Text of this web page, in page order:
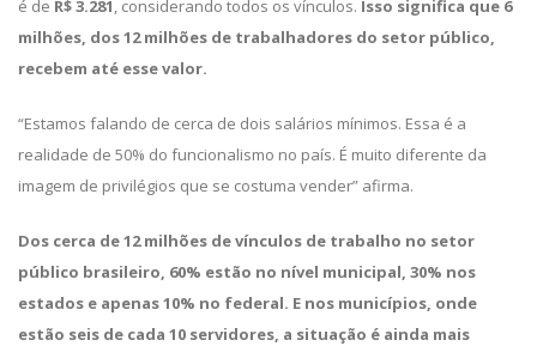
é de R$ 3.281, considerando todos os vínculos. Isso significa que 6
milhões, dos 12 milhões de trabalhadores do setor público,
recebem até esse valor.
“Estamos falando de cerca de dois salários mínimos. Essa é a
realidade de 50% do funcionalismo no país. É muito diferente da
imagem de privilégios que se costuma vender” afirma.
Dos cerca de 12 milhões de vínculos de trabalho no setor
público brasileiro, 60% estão no nível municipal, 30% nos
estados e apenas 10% no federal. E nos municípios, onde
estão seis de cada 10 servidores, a situação é ainda mais